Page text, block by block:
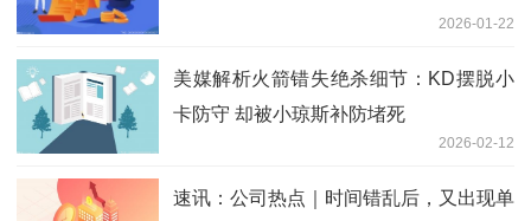
2026-01-22
美媒解析火箭错失绝杀细节：KD摆脱小
卡防守 却被小琼斯补防堵死
2026-02-12
速讯：公司热点｜时间错乱后，又出现单